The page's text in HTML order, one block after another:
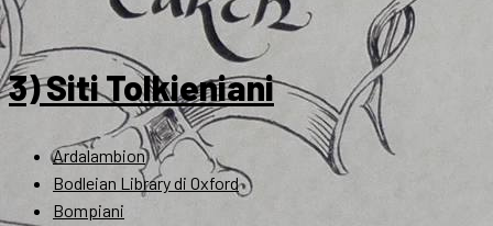
3) Siti Tolkieniani
Ardalambion
Bodleian Library di Oxford
Bompiani